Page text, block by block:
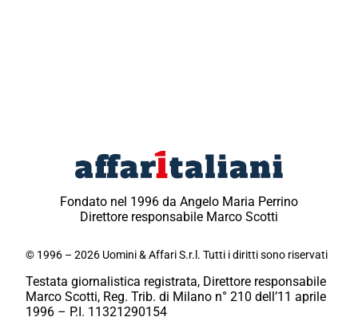
Fondato nel 1996 da Angelo Maria Perrino
Direttore responsabile Marco Scotti
© 1996 – 2026 Uomini & Affari S.r.l. Tutti i diritti sono riservati
Testata giornalistica registrata, Direttore responsabile
Marco Scotti, Reg. Trib. di Milano n° 210 dell’11 aprile
1996 – P.I. 11321290154